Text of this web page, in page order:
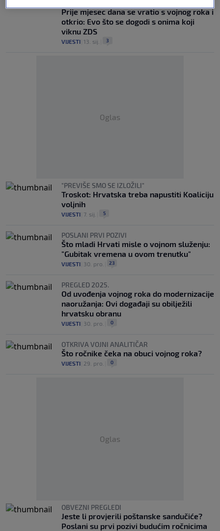
Prije mjesec dana se vratio s vojnog roka i
otkrio: Evo što se dogodi s onima koji
viknu ZDS
VIJESTI 13. sij. 3
Oglas
"PREVIŠE SMO SE IZLOŽILI"
Troskot: Hrvatska treba napustiti Koaliciju
voljnih
VIJESTI 7. sij. 5
POSLANI PRVI POZIVI
Što mladi Hrvati misle o vojnom služenju:
"Gubitak vremena u ovom trenutku"
VIJESTI 30. pro. 23
PREGLED 2025.
Od uvođenja vojnog roka do modernizacije
naoružanja: Ovi događaji su obilježili
hrvatsku obranu
VIJESTI 30. pro. 0
OTKRIVA VOJNI ANALITIČAR
Što ročnike čeka na obuci vojnog roka?
VIJESTI 29. pro. 0
Oglas
OBVEZNI PREGLEDI
Jeste li provjerili poštanske sandučiće?
Poslani su prvi pozivi budućim ročnicima